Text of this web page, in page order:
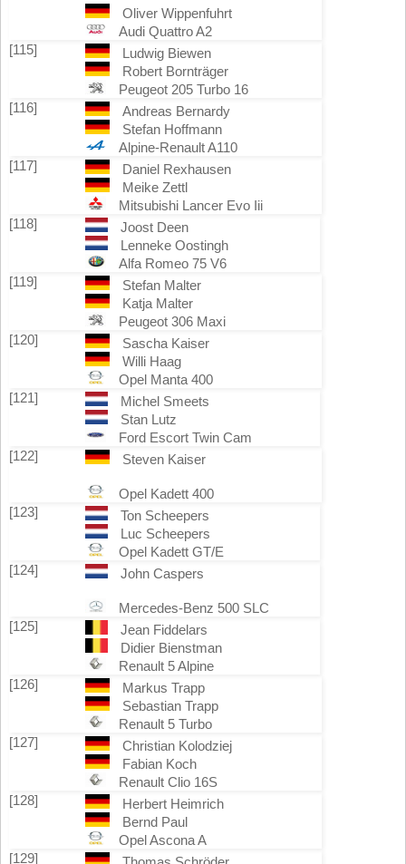
Oliver Wippenfuhrt
Audi Quattro A2
[115]
Ludwig Biewen
Robert Bornträger
Peugeot 205 Turbo 16
[116]
Andreas Bernardy
Stefan Hoffmann
Alpine-Renault A110
[117]
Daniel Rexhausen
Meike Zettl
Mitsubishi Lancer Evo Iii
[118]
Joost Deen
Lenneke Oostingh
Alfa Romeo 75 V6
[119]
Stefan Malter
Katja Malter
Peugeot 306 Maxi
[120]
Sascha Kaiser
Willi Haag
Opel Manta 400
[121]
Michel Smeets
Stan Lutz
Ford Escort Twin Cam
[122]
Steven Kaiser
Opel Kadett 400
[123]
Ton Scheepers
Luc Scheepers
Opel Kadett GT/E
[124]
John Caspers
Mercedes-Benz 500 SLC
[125]
Jean Fiddelars
Didier Bienstman
Renault 5 Alpine
[126]
Markus Trapp
Sebastian Trapp
Renault 5 Turbo
[127]
Christian Kolodziej
Fabian Koch
Renault Clio 16S
[128]
Herbert Heimrich
Bernd Paul
Opel Ascona A
[129]